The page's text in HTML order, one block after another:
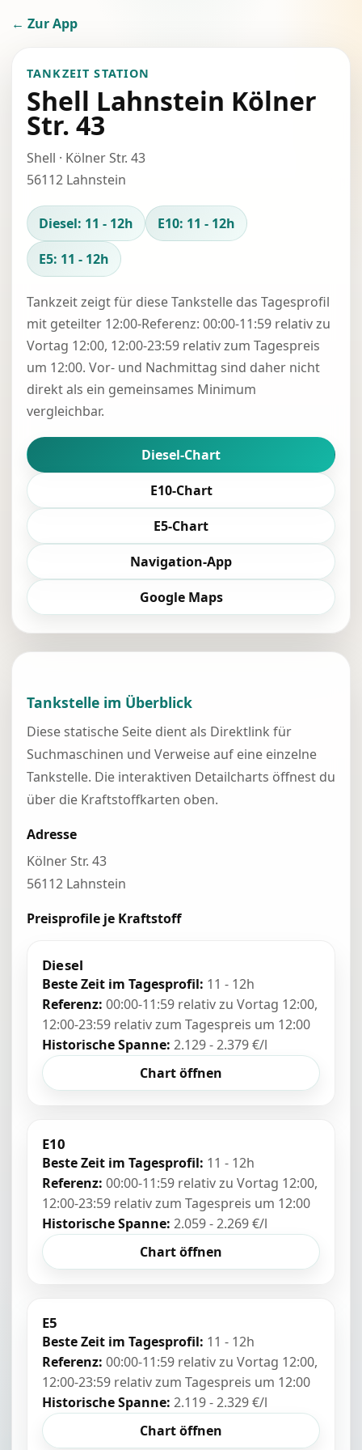
← Zur App
TANKZEIT STATION
Shell Lahnstein Kölner
Str. 43
Shell · Kölner Str. 43
56112 Lahnstein
Diesel: 11 - 12h
E10: 11 - 12h
E5: 11 - 12h
Tankzeit zeigt für diese Tankstelle das Tagesprofil
mit geteilter 12:00-Referenz: 00:00-11:59 relativ zu
Vortag 12:00, 12:00-23:59 relativ zum Tagespreis
um 12:00. Vor- und Nachmittag sind daher nicht
direkt als ein gemeinsames Minimum
vergleichbar.
Diesel-Chart
E10-Chart
E5-Chart
Navigation-App
Google Maps
Tankstelle im Überblick
Diese statische Seite dient als Direktlink für
Suchmaschinen und Verweise auf eine einzelne
Tankstelle. Die interaktiven Detailcharts öffnest du
über die Kraftstoffkarten oben.
Adresse
Kölner Str. 43
56112 Lahnstein
Preisprofile je Kraftstoff
Diesel
Beste Zeit im Tagesprofil: 11 - 12h
Referenz: 00:00-11:59 relativ zu Vortag 12:00,
12:00-23:59 relativ zum Tagespreis um 12:00
Historische Spanne: 2.129 - 2.379 €/l
Chart öffnen
E10
Beste Zeit im Tagesprofil: 11 - 12h
Referenz: 00:00-11:59 relativ zu Vortag 12:00,
12:00-23:59 relativ zum Tagespreis um 12:00
Historische Spanne: 2.059 - 2.269 €/l
Chart öffnen
E5
Beste Zeit im Tagesprofil: 11 - 12h
Referenz: 00:00-11:59 relativ zu Vortag 12:00,
12:00-23:59 relativ zum Tagespreis um 12:00
Historische Spanne: 2.119 - 2.329 €/l
Chart öffnen